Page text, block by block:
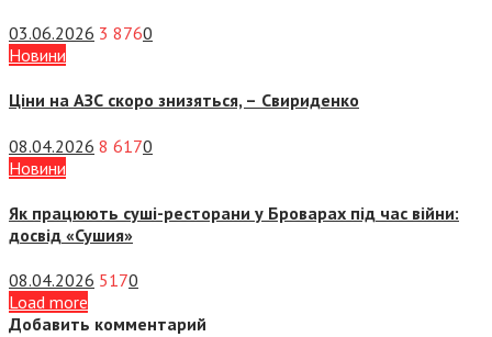
03.06.2026 3 8760
Новини
Ціни на АЗС скоро знизяться, – Свириденко
08.04.2026 8 6170
Новини
Як працюють суші-ресторани у Броварах під час війни:
досвід «Сушия»
08.04.2026 5170
Load more
Добавить комментарий